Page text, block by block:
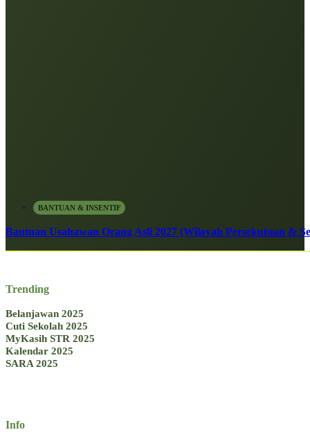
BANTUAN & INSENTIF
Bantuan Usahawan Orang Asli 2027 (Wilayah Persekutuan &
Trending
Belanjawan 2025
Cuti Sekolah 2025
MyKasih STR 2025
Kalendar 2025
SARA 2025
Info